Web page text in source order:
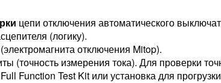
цепи отключения автоматического
(логику).
отключения Mitop).
(точность измерения тока). Для проверки
Function Test Kit или установка для